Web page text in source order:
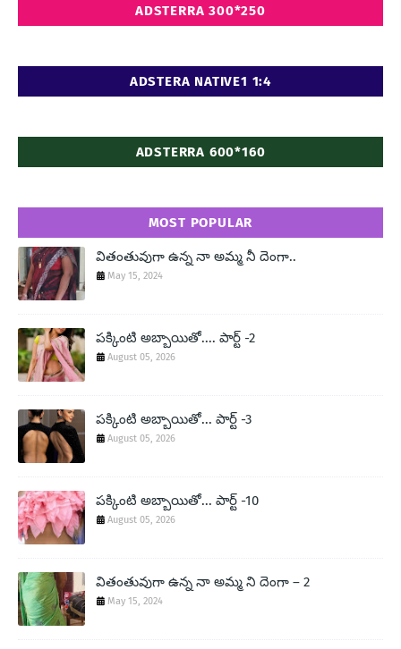
ADSTERRA 300*250
ADSTERA NATIVE1 1:4
ADSTERRA 600*160
MOST POPULAR
వితంతువుగా ఉన్న నా అమ్మ నీ దెంగా..
May 15, 2024
పక్కింటి అబ్బాయితో.... పార్ట్ -2
August 05, 2026
పక్కింటి అబ్బాయితో... పార్ట్ -3
August 05, 2026
పక్కింటి అబ్బాయితో... పార్ట్ -10
August 05, 2026
వితంతువుగా ఉన్న నా అమ్మ ని దెంగా – 2
May 15, 2024